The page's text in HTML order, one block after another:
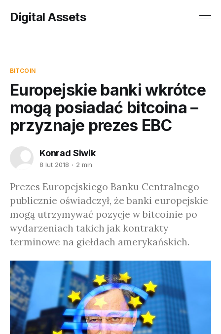
Digital Assets
BITCOIN
Europejskie banki wkrótce
mogą posiadać bitcoina –
przyznaje prezes EBC
Konrad Siwik
8 lut 2018 2 min
Prezes Europejskiego Banku Centralnego
publicznie oświadczył, że banki europejskie
mogą utrzymywać pozycje w bitcoinie po
wydarzeniach takich jak kontrakty
terminowe na giełdach amerykańskich.